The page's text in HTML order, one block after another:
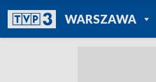
WARSZAWA
POWRÓT
TVP